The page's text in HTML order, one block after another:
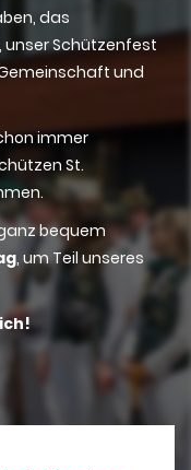
das
Schützenfest
und
immer
St.
bequem
, um Teil unseres